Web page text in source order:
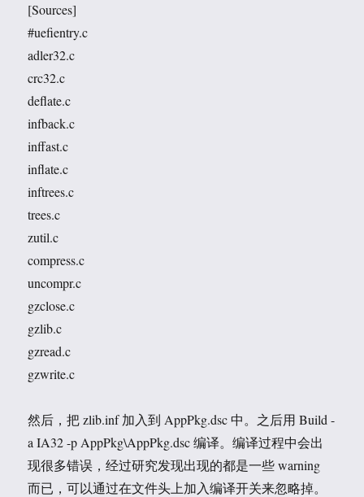
[Sources]
#uefientry.c
adler32.c
crc32.c
deflate.c
infback.c
inffast.c
inflate.c
inftrees.c
trees.c
zutil.c
compress.c
uncompr.c
gzclose.c
gzlib.c
gzread.c
gzwrite.c
然后，把 zlib.inf 加入到 AppPkg.dsc 中。之后用 Build -
a IA32 -p AppPkg\AppPkg.dsc 编译。编译过程中会出
现很多错误，经过研究发现出现的都是一些 warning
而已，可以通过在文件头上加入编译开关来忽略掉。